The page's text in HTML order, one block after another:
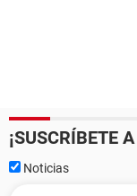
¡SUSCRÍBETE
Noticias